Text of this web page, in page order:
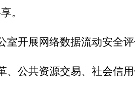
。
开展网络数据流动安全评
公共资源交易、社会信用